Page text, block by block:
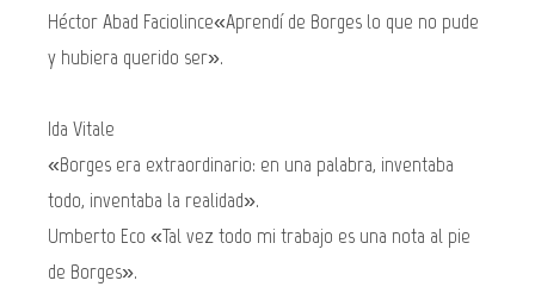
Héctor Abad Faciolince«Aprendí de Borges lo que no pude
y hubiera querido ser».
Ida Vitale
«Borges era extraordinario: en una palabra, inventaba
todo, inventaba la realidad».
Umberto Eco «Tal vez todo mi trabajo es una nota al pie
de Borges».